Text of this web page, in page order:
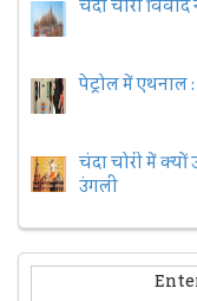
चंदा चोरी
पेट्रोल में एथनाल
चंदा चोरी में क्यों
उंगली